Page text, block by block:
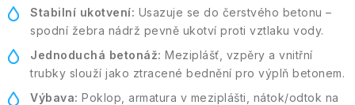
Stabilní ukotvení: Usazuje se do čerstvého betonu –
spodní žebra nádrž pevně ukotví proti vztlaku vody.
Jednoduchá betonáž: Meziplášť, vzpěry a vnitřní
trubky slouží jako ztracené bednění pro výplň betonem.
Výbava: Poklop, armatura v meziplášti, nátok/odtok na